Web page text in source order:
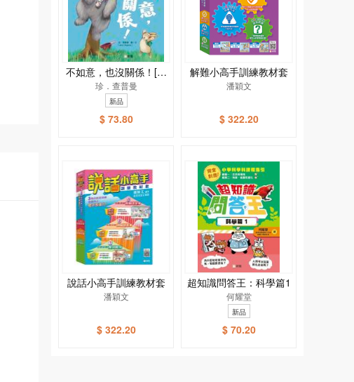
不如意，也沒關係！[新
雅．繪本館]
珍．查普曼
新品
$ 73.80
解難小高手訓練教材套
潘穎文
$ 322.20
說話小高手訓練教材套
潘穎文
$ 322.20
超知識問答王：科學篇1
何耀堂
新品
$ 70.20